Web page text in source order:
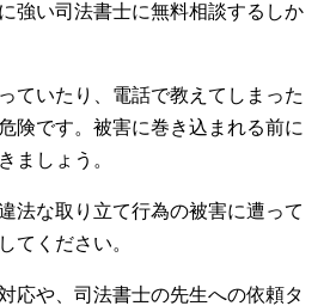
強い司法書士に無料相談するしか
ていたり、電話で教えてしまった
険です。被害に巻き込まれる前に
ましょう。
法な取り立て行為の被害に遭って
てください。
応や、司法書士の先生への依頼タ